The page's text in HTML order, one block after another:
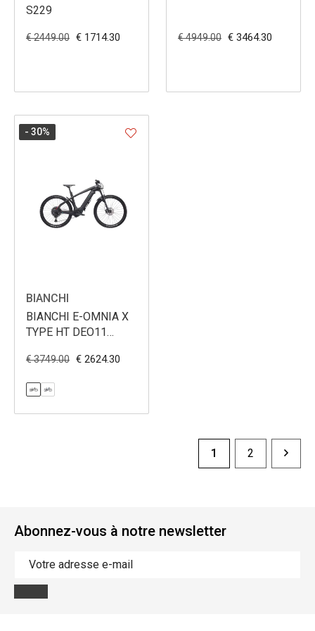
S229
€ 2449.00 € 1714.30 € 4949.00 € 3464.30
BIANCHI
BIANCHI E-OMNIA X
TYPE HT DEO11
€ 3749.00 € 2624.30
- 30%
1 2
Abonnez-vous à notre newsletter